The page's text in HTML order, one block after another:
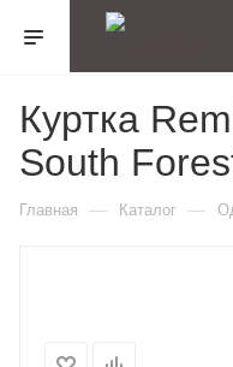
Куртка
South
Главная — Каталог —